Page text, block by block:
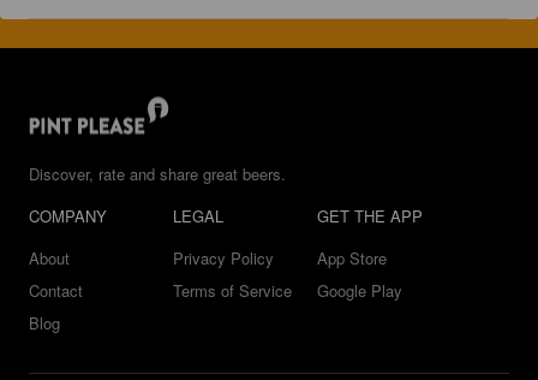
Discover, rate and share great beers.
COMPANY
About
Contact
Blog
LEGAL
Privacy Policy
Terms of Service
GET THE APP
App Store
Google Play